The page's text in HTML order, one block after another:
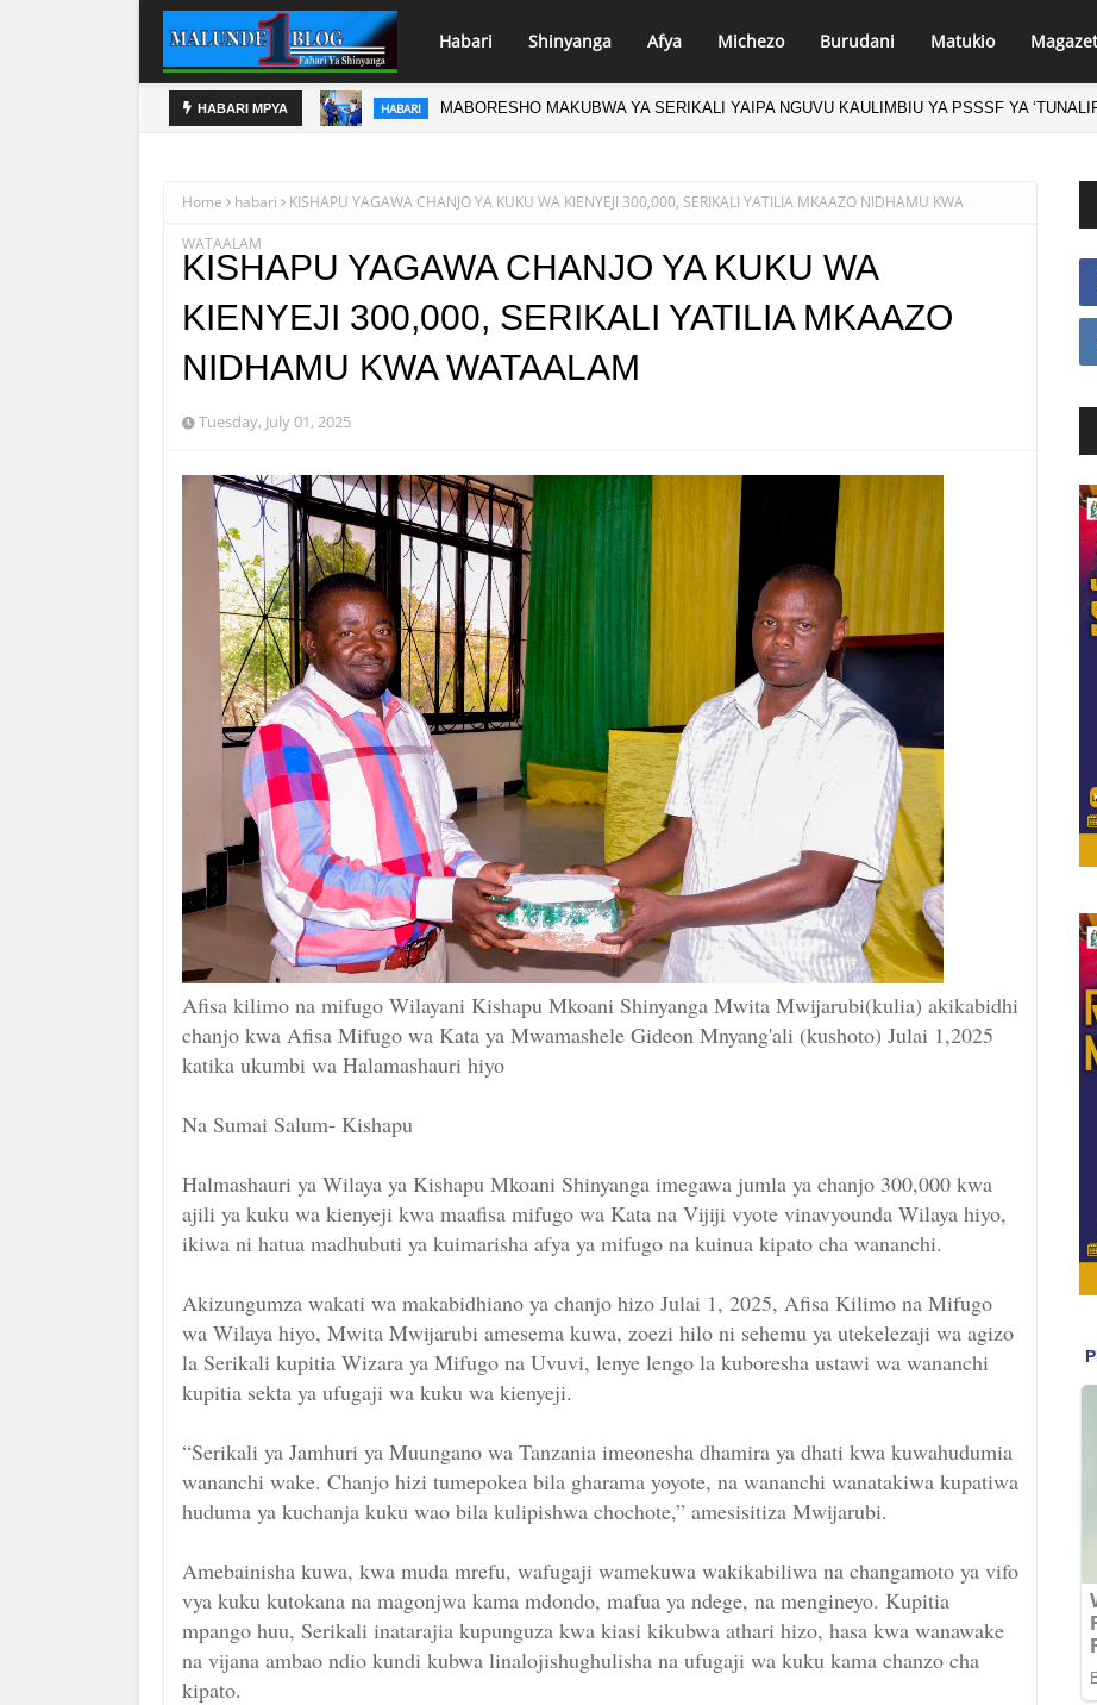
Habari Shinyanga Afya Michezo Burudani Matukio
HABARI MPYA
KULINDA AMANI YA TANZANIA HABARI MABORESHO MAKUBWA YA SERIKALI YAIPA NGUVU KAULIMBIU YA PSSSF YA
Home habari KISHAPU YAGAWA CHANJO YA KUKU WA KIENYEJI 300,000, SERIKALI YATILIA MKAAZO NIDHAMU KWA
WATAALAM
KISHAPU YAGAWA CHANJO YA KUKU WA
KIENYEJI 300,000, SERIKALI YATILIA MKAAZO
NIDHAMU KWA WATAALAM
Tuesday, July 01, 2025
Afisa kilimo na mifugo Wilayani Kishapu Mkoani Shinyanga Mwita Mwijarubi(kulia) akikabidhi
chanjo kwa Afisa Mifugo wa Kata ya Mwamashele Gideon Mnyang'ali (kushoto) Julai 1,2025
katika ukumbi wa Halamashauri hiyo
Na Sumai Salum- Kishapu
Halmashauri ya Wilaya ya Kishapu Mkoani Shinyanga imegawa jumla ya chanjo 300,000 kwa
ajili ya kuku wa kienyeji kwa maafisa mifugo wa Kata na Vijiji vyote vinavyounda Wilaya hiyo,
ikiwa ni hatua madhubuti ya kuimarisha afya ya mifugo na kuinua kipato cha wananchi.
Akizungumza wakati wa makabidhiano ya chanjo hizo Julai 1, 2025, Afisa Kilimo na Mifugo
wa Wilaya hiyo, Mwita Mwijarubi amesema kuwa, zoezi hilo ni sehemu ya utekelezaji wa agizo
la Serikali kupitia Wizara ya Mifugo na Uvuvi, lenye lengo la kuboresha ustawi wa wananchi
kupitia sekta ya ufugaji wa kuku wa kienyeji.
“Serikali ya Jamhuri ya Muungano wa Tanzania imeonesha dhamira ya dhati kwa kuwahudumia
wananchi wake. Chanjo hizi tumepokea bila gharama yoyote, na wananchi wanatakiwa kupatiwa
huduma ya kuchanja kuku wao bila kulipishwa chochote,” amesisitiza Mwijarubi.
Amebainisha kuwa, kwa muda mrefu, wafugaji wamekuwa wakikabiliwa na changamoto ya vifo
vya kuku kutokana na magonjwa kama mdondo, mafua ya ndege, na mengineyo. Kupitia
mpango huu, Serikali inatarajia kupunguza kwa kiasi kikubwa athari hizo, hasa kwa wanawake
na vijana ambao ndio kundi kubwa linalojishughulisha na ufugaji wa kuku kama chanzo cha
kipato.